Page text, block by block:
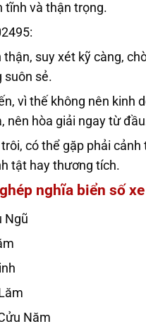
tĩnh và thận trọng.
thận, suy xét kỹ càng,
suôn sẻ.
vì thế không nên kinh
nên hòa giải ngay từ
có thể gặp phải cảnh
tật hay thương tích.
nghĩa biển số xe
Ngũ
Năm